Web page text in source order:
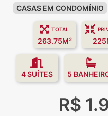
CASAS EM CONDOMÍNIO
TOTAL
263.75M²
4 SUÍTES 5
R$